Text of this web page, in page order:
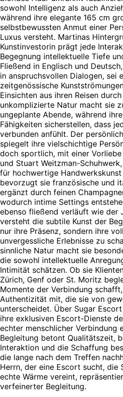
sowohl Intelligenz als auch
während ihre elegante 165 cm
selbstbewussten Anmut einer
Luxus versteht. Martinas
Kunstinvestorin prägt jede
Begegnung intellektuelle Tiefe
Fließend in Englisch und
in anspruchsvollen Dialogen, sei
zeitgenössische
Einsichten aus ihren Reisen
unkomplizierte Natur macht sie
ungeplante Abende, während
Fähigkeiten sicherstellen, dass
verbunden anfühlt. Der
spiegelt ihre vielschichtige
doch sportlich, mit einer
und Stuart Weitzman-
für hochwertige Handwerkskunst
bevorzugt sie französische und
ergänzt durch feinen
wodurch intime Settings
ebenso fließend verläuft wie der
versteht die subtile Kunst der
nur ihre Präsenz, sondern ihre
unvergessliche Erlebnisse zu
sinnliche Natur macht sie
die sowohl intellektuelle
Intimität schätzen. Ob sie
Zürich, Genf oder St. Moritz
Momente der Verbindung
Authentizität mit, die sie von
unterscheidet. Über Sugar
ihre exklusiven Escort-Dienste
echter menschlicher Verbindung
Begleitung betont Qualitätszeit,
Interaktion und die Schaffung
die lange nach dem Treffen
Herrn, der eine Escort sucht, die
echte Wärme vereint,
verfeinerter Begleitung.